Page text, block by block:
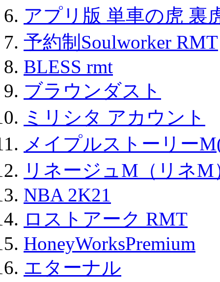
アプリ版 単車の虎 裏
予約制Soulworker RMT
BLESS rmt
ブラウンダスト
ミリシタ アカウント
メイプルストーリー
リネージュM（リネM
NBA 2K21
ロストアーク RMT
HoneyWorksPremium
エターナル